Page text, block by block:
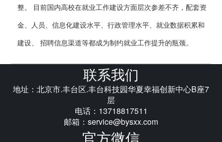
整。 目前国内高校在就业工作建设方面层次参差不齐，配套资
金、人员、信息化建设水平、行政管理水平、就业数据积累和
建设、 招聘信息渠道等都成为制约就业工作提升的瓶颈。
联系我们
地址：北京市.丰台区.丰台科技园华夏幸福创新中心B座7
层
电话：13718817511
邮箱：service@bysxx.com
官方微信